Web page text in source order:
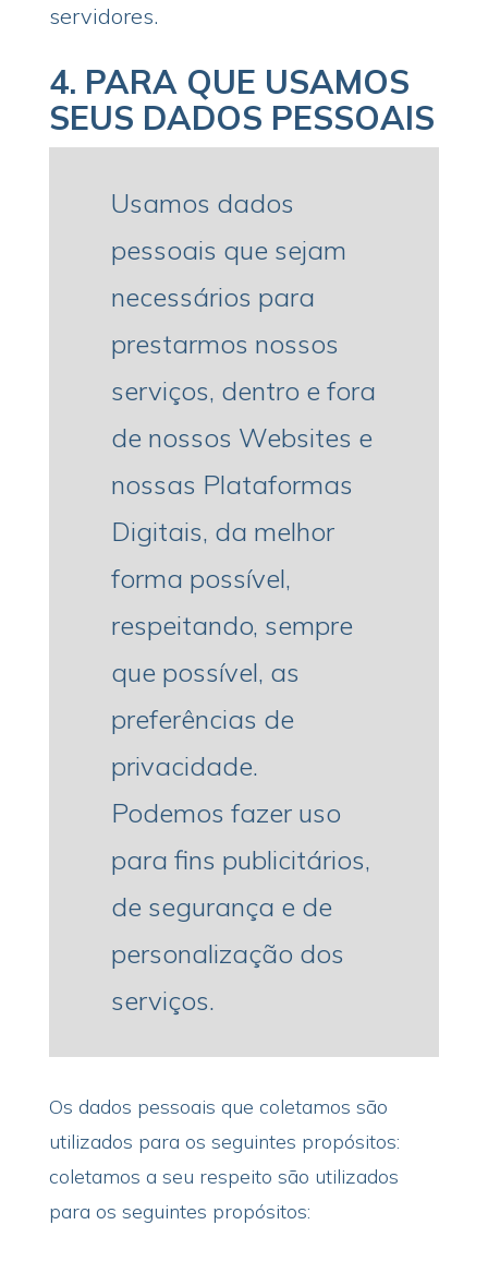
servidores.
4. PARA QUE USAMOS
SEUS DADOS PESSOAIS
Usamos dados
pessoais que sejam
necessários para
prestarmos nossos
serviços, dentro e fora
de nossos Websites e
nossas Plataformas
Digitais, da melhor
forma possível,
respeitando, sempre
que possível, as
preferências de
privacidade.
Podemos fazer uso
para fins publicitários,
de segurança e de
personalização dos
serviços.
Os dados pessoais que coletamos são
utilizados para os seguintes propósitos:
coletamos a seu respeito são utilizados
para os seguintes propósitos: